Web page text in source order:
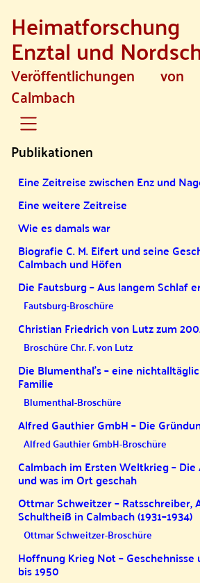
SKIP TO MAIN CONTENT
Enztal und
Veröffentlichungen
Calmbach
Publikationen
Eine Zeitreise zwischen Enz und
Eine weitere Zeitreise
Wie es damals war
Biografie C. M. Eifert und seine
Calmbach und Höfen
Die Fautsburg – Aus langem Schlaf
Fautsburg-Broschüre
Christian Friedrich von Lutz zum
Broschüre Chr. F. von Lutz
Die Blumenthal’s – eine
Familie
Blumenthal-Broschüre
Alfred Gauthier GmbH – Die
Alfred Gauthier GmbH-Broschüre
Calmbach im Ersten Weltkrieg –
und was im Ort geschah
Ottmar Schweitzer – Ratsschreiber,
Schultheiß in Calmbach (1931–1934)
Ottmar Schweitzer-Broschüre
Hoffnung Krieg Not – Geschehnisse
bis 1950